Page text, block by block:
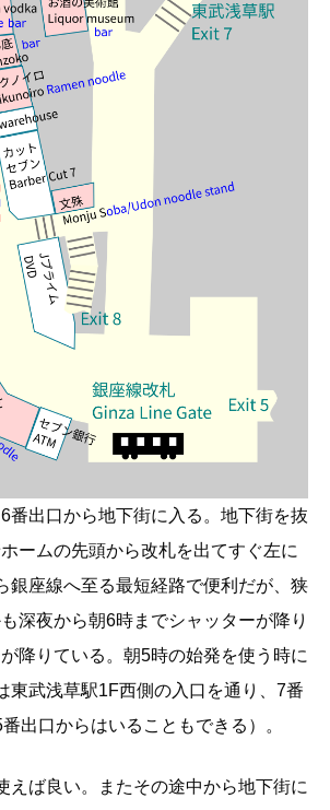
番出口から地下街に入る。地下街を抜
ームの先頭から改札を出てすぐ左に
銀座線へ至る最短経路で便利だが、狭
深夜から朝6時までシャッターが降り
降りている。朝5時の始発を使う時に
東武浅草駅1F西側の入口を通り、7番
出口からはいることもできる）。
ば良い。またその途中から地下街に